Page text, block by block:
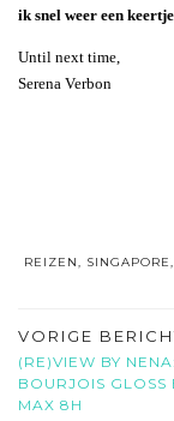
ik snel weer een
Until next time,
Serena Verbon
REIZEN, SINGAPORE
VORIGE
(RE)VIEW BY NENA:
BOURJOIS GLOSS
MAX 8H